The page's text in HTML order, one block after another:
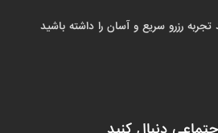
رزرو سریع و آسان را داشته باشید